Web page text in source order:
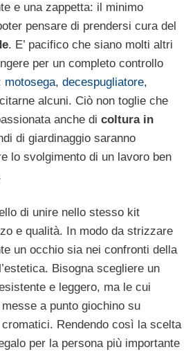
e una zappetta: il minimo
pensare di prendersi cura del
. E’ pacifico che siano molti altri
per un completo controllo
motosega, decespugliatore,
alcuni. Ciò non toglie che
anche di coltura in
di giardinaggio saranno
lo svolgimento di un lavoro ben
di unire nello stesso kit
e qualità. In modo da strizzare
un occhio sia nei confronti della
Bisogna scegliere un
e leggero, ma le cui
a punto giochino su
Rendendo così la scelta
per la persona più importante